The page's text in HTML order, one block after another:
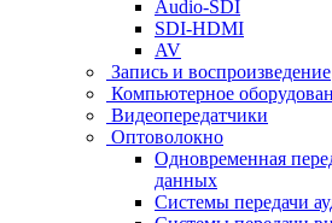
Audio-SDI
SDI-HDMI
AV
Запись и воспроизведение
Компьютерное
Видеопередатчики
Оптоволокно
Одновременная
данных
Системы передачи